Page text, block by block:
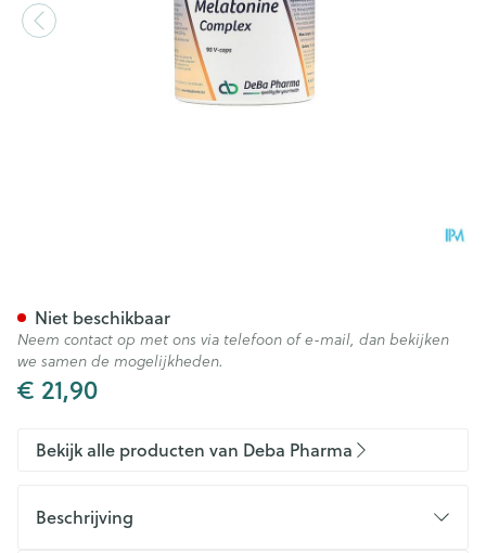
€ 21,90
Niet beschikbaar
Neem contact op met ons via telefoon of e-mail, dan bekijken
we samen de mogelijkheden.
Bekijk alle producten van Deba Pharma
Beschrijving